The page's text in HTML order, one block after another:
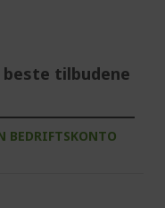
beste tilbudene
BEDRIFTSKONTO